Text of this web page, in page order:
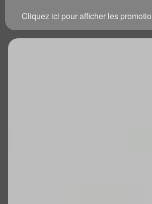
Cliquez ici pour afficher les